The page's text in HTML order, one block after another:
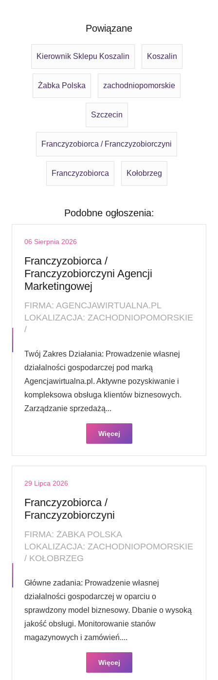
Powiązane
Kierownik Sklepu Koszalin Koszalin
Żabka Polska zachodniopomorskie
Szczecin
Franczyzobiorca / Franczyzobiorczyni
Franczyzobiorca Kołobrzeg
Podobne ogłoszenia:
06 Sierpnia 2026
Franczyzobiorca /
Franczyzobiorczyni Agencji
Marketingowej
FIRMA: AGENCJAWIRTUALNA.PL
LOKALIZACJA: ZACHODNIOPOMORSKIE
/
Twój Zakres Działania: Prowadzenie własnej
działalności gospodarczej pod marką
Agencjawirtualna.pl. Aktywne pozyskiwanie i
kompleksowa obsługa klientów biznesowych.
Zarządzanie sprzedażą...
Więcej
29 Lipca 2026
Franczyzobiorca /
Franczyzobiorczyni
FIRMA: ŻABKA POLSKA
LOKALIZACJA: ZACHODNIOPOMORSKIE
/ KOŁOBRZEG
Główne zadania: Prowadzenie własnej
działalności gospodarczej w oparciu o
sprawdzony model biznesowy. Dbanie o wysoką
jakość obsługi. Monitorowanie stanów
magazynowych i zamówień....
Więcej